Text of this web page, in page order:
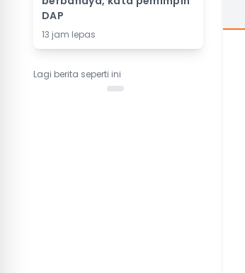
DAP
13 jam lepas
Lagi berita seperti ini